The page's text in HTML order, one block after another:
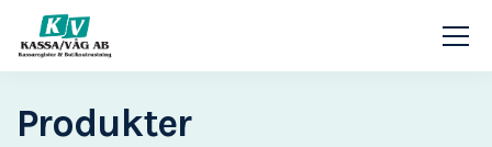
Produkter